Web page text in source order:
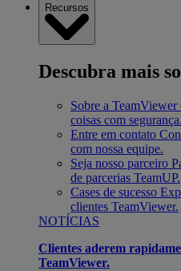
Recursos
Descubra mais
Sobre a TeamViewer
coisas com segurança.
Entre em contato
com nossa equipe.
Seja nosso parceiro
de parcerias TeamUP.
Cases de sucesso
clientes TeamViewer.
NOTÍCIAS
Clientes aderem
TeamViewer.